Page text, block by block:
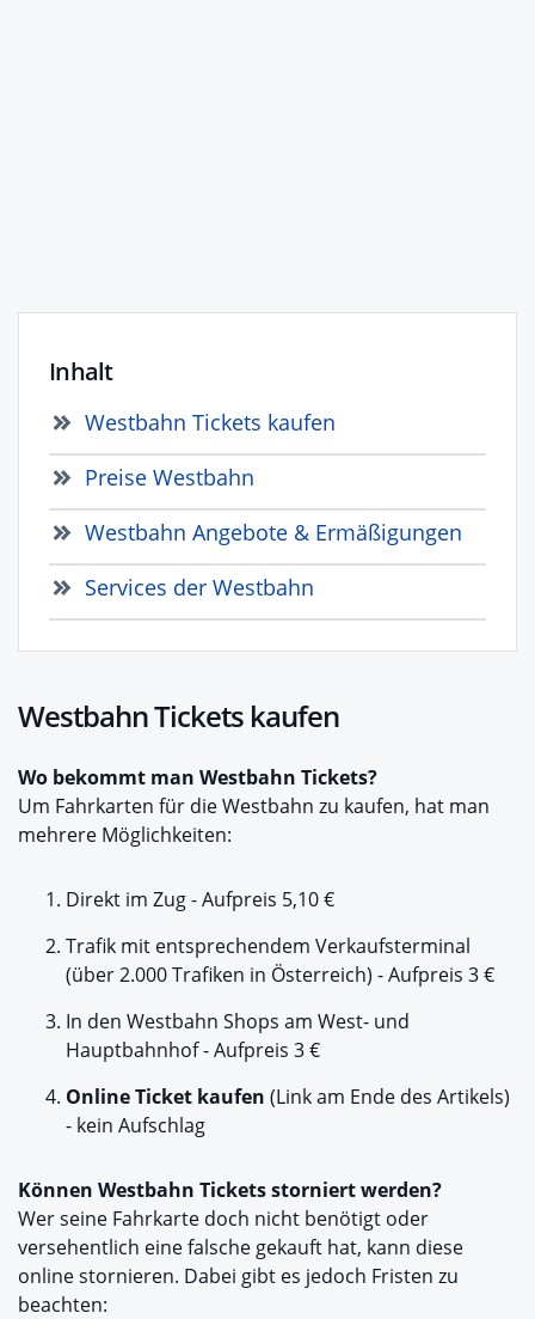
Inhalt
Westbahn Tickets kaufen
Preise Westbahn
Westbahn Angebote & Ermäßigungen
Services der Westbahn
Westbahn Tickets kaufen
Wo bekommt man Westbahn Tickets?
Um Fahrkarten für die Westbahn zu kaufen, hat man
mehrere Möglichkeiten:
Direkt im Zug - Aufpreis 5,10 €
Trafik mit entsprechendem Verkaufsterminal
(über 2.000 Trafiken in Österreich) - Aufpreis 3 €
In den Westbahn Shops am West- und
Hauptbahnhof - Aufpreis 3 €
Online Ticket kaufen (Link am Ende des Artikels)
- kein Aufschlag
Können Westbahn Tickets storniert werden?
Wer seine Fahrkarte doch nicht benötigt oder
versehentlich eine falsche gekauft hat, kann diese
online stornieren. Dabei gibt es jedoch Fristen zu
beachten: